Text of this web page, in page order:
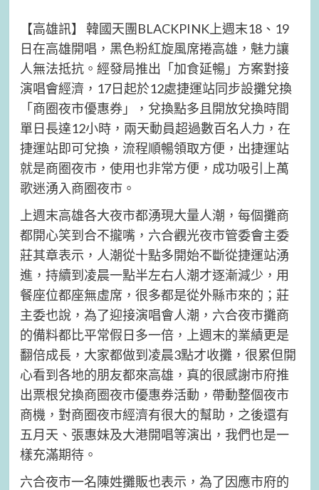
【高雄訊】 韓國天團BLACKPINK上週末18、19
日在高雄開唱，黑色粉紅旋風席捲高雄，魅力讓
人無法抵抗。經發局推出「加食延暢」方案對接
演唱會經濟，17日起於12處捷運站同步設攤兌換
「商圈夜市優惠券」，兌換點多且開放兌換時間
單日長達12小時，兩天動員超過數百名人力，在
捷運站即可兌換，流程順暢領取方便，出捷運站
就是商圈夜市，使用也非常方便，成功吸引上萬
歌迷湧入商圈夜市。
上週末高雄各大夜市都湧現大量人潮，每個攤商
都開心笑到合不攏嘴，六合觀光夜市管委會主委
莊其章表示，人潮從十點多開始不斷從捷運站湧
進，持續到凌晨一點半左右人潮才逐漸減少，用
餐座位都座無虛席，很多都是從外縣市來的；莊
主委也說，為了迎接演唱會人潮，六合夜市攤商
的備料都比平常假日多一倍，上週末的業績更是
翻倍成長，大家都做到凌晨3點才收攤，很累但開
心看到各地的朋友都來高雄，真的很感謝市府推
出票根兌換商圈夜市優惠券活動，帶動整個夜市
商機，對商圈夜市經濟有很大的幫助，之後還有
五月天、張惠妹及大港開唱等演出，我們也是一
樣充滿期待。
六合夜市一名陳姓攤販也表示，為了因應市府的